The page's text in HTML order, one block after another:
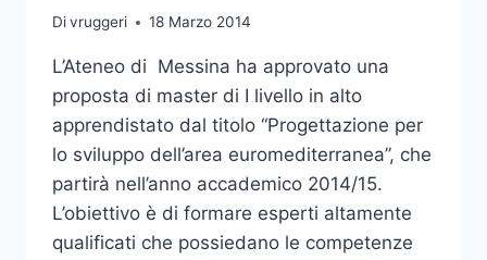
Divruggeri 18 Marzo 2014
L’Ateneo di Messina ha approvato una
proposta di master di I livello in alto
apprendistato dal titolo “Progettazione per
lo sviluppo dell’area euromediterranea”, che
partirà nell’anno accademico 2014/15.
L’obiettivo è di formare esperti altamente
qualificati che possiedano le competenze